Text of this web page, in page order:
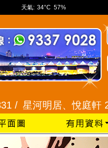
天氣: 34°C 57%
星河明居、悅庭軒